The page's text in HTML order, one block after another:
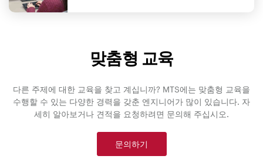
맞춤형 교육
다른 주제에 대한 교육을 찾고 계십니까? MTS에는 맞춤형 교육을
수행할 수 있는 다양한 경력을 갖춘 엔지니어가 많이 있습니다. 자
세히 알아보거나 견적을 요청하려면 문의해 주십시오.
문의하기